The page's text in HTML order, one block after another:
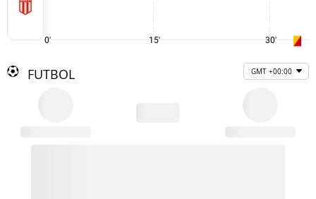
0' 15' 30'
FUTBOL GMT +00:00